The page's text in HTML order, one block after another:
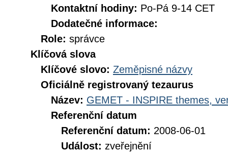
Kontaktní hodiny: Po-Pá 9-14 CET
Dodatečné informace:
Role: správce
Klíčová slova
Klíčové slovo: Zeměpisné názvy
Oficiálně registrovaný tezaurus
Název: GEMET - INSPIRE themes,
Referenční datum
Referenční datum: 2008-06-01
Událost: zveřejnění